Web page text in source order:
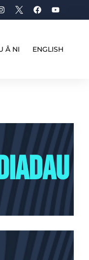
Â NI ENGLISH